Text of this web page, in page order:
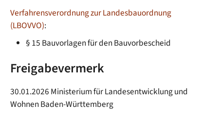
Verfahrensverordnung zur Landesbauordnung
(LBOVVO):
§ 15 Bauvorlagen für den Bauvorbescheid
Freigabevermerk
30.01.2026 Ministerium für Landesentwicklung und
Wohnen Baden-Württemberg